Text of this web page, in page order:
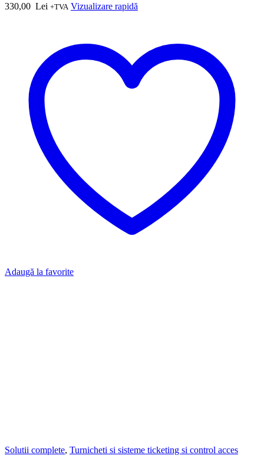
330,00 Lei +TVA Vizualizare rapidă
Adaugă la favorite
Solutii complete, Turnicheti si sisteme ticketing si control acces